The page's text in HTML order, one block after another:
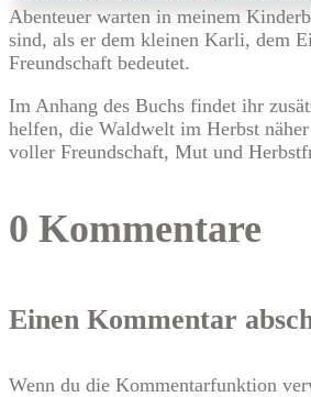
Abenteuer warten in meinem
sind, als er dem kleinen Karli, dem
Freundschaft bedeutet.
Im Anhang des Buchs findet ihr
helfen, die Waldwelt im Herbst
voller Freundschaft, Mut und
0 Kommentare
Einen Kommentar
Wenn du die Kommentarfunktion